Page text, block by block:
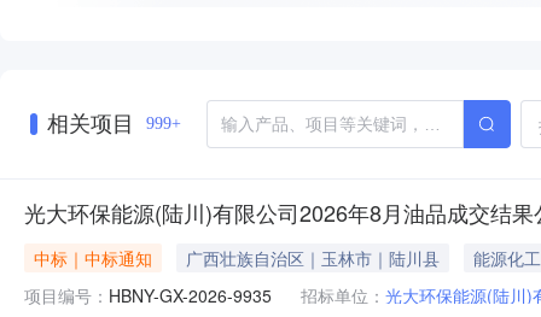
相关项目 999+
光大环保能源(陆川)有限公司2026年8月油品成交结果
中标｜中标通知 广西壮族自治区｜玉林市｜陆川县
能源化工
项目编号： HBNY-GX-2026-9935 招标单位： 光大环保能源(陆川)